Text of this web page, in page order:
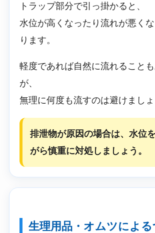
トラップ部分で引っ掛かると、
水位が高くなったり流れが悪く
ります。
軽度であれば自然に流れること
が、
無理に何度も流すのは避けましょ
排泄物が原因の場合は、水位
がら慎重に対処しましょう。
生理用品・オムツによる